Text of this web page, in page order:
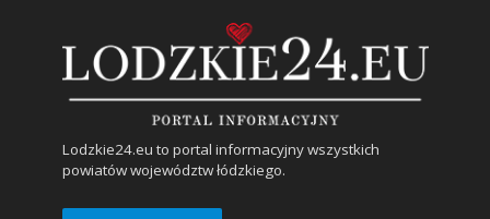
Lodzkie24.eu to portal informacyjny wszystkich
powiatów województw łódzkiego.